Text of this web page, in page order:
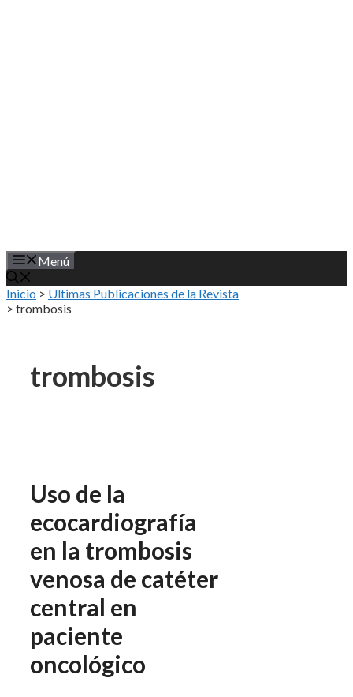
Menú
Inicio > Ultimas Publicaciones de la Revista
> trombosis
trombosis
Uso de la
ecocardiografía
en la trombosis
venosa de catéter
central en
paciente
oncológico